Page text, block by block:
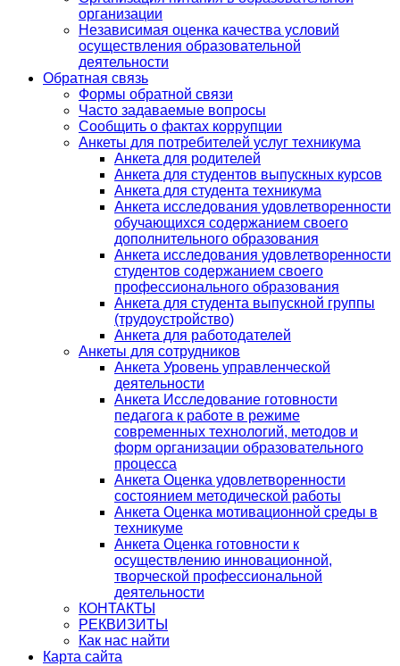
организации
Независимая оценка качества условий
осуществления образовательной
деятельности
Обратная связь
Формы обратной связи
Часто задаваемые вопросы
Сообщить о фактах коррупции
Анкеты для потребителей услуг техникума
Анкета для родителей
Анкета для студентов выпускных курсов
Анкета для студента техникума
Анкета исследования удовлетворенности
обучающихся содержанием своего
дополнительного образования
Анкета исследования удовлетворенности
студентов содержанием своего
профессионального образования
Анкета для студента выпускной группы
(трудоустройство)
Анкета для работодателей
Анкеты для сотрудников
Анкета Уровень управленческой
деятельности
Анкета Исследование готовности
педагога к работе в режиме
современных технологий, методов и
форм организации образовательного
процесса
Анкета Оценка удовлетворенности
состоянием методической работы
Анкета Оценка мотивационной среды в
техникуме
Анкета Оценка готовности к
осуществлению инновационной,
творческой профессиональной
деятельности
КОНТАКТЫ
РЕКВИЗИТЫ
Как нас найти
Карта сайта